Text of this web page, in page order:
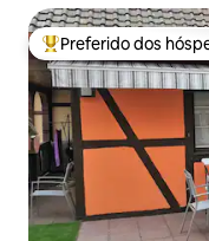
Entre os melhores
Preferido dos